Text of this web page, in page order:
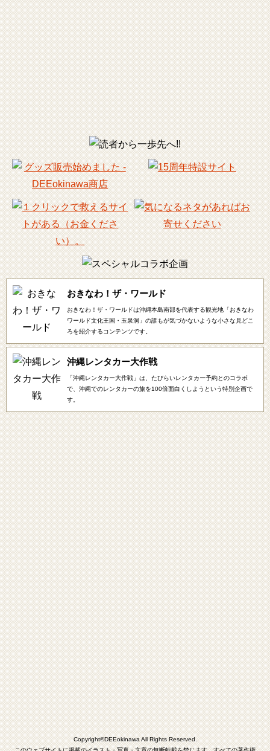
おきなわ！ザ・ワールド
おきなわ！ザ・ワールドは沖縄本島南部を代表する観光地「おきなわ
ワールド文化王国・玉泉洞」の誰もが気づかないような小さな見どこ
ろを紹介するコンテンツです。
沖縄レンタカー大作戦
「沖縄レンタカー大作戦」は、たびらいレンタカー予約とのコラボ
で、沖縄でのレンタカーの旅を100倍面白くしようという特別企画で
す。
Copyright©DEEokinawa All Rights Reserved.